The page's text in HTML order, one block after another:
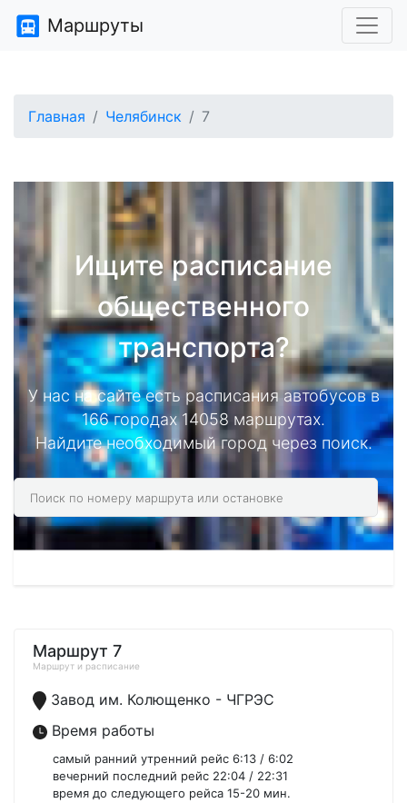
Маршруты
Главная Челябинск 7
Ищите расписание
общественного
транспорта?
У нас на сайте есть расписания автобусов в
166 городах 14058 маршрутах.
Найдите необходимый город через поиск.
Маршрут 7
Маршрут и расписание
Завод им. Колющенко - ЧГРЭС
Время работы
самый ранний утренний рейс 6:13 / 6:02
вечерний последний рейс 22:04 / 22:31
время до следующего рейса 15-20 мин.